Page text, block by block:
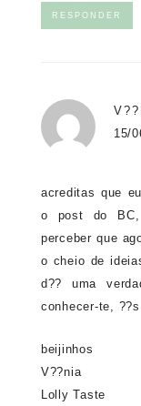
RESPONDER
15/
acreditas que
o post do BC,
perceber que
o cheio de
d?? uma
conhecer-te,
beijinhos
V??nia
Lolly Taste